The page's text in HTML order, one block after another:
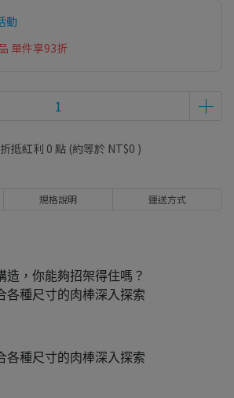
動
單件享93折
抵紅利 0 點 (約等於 NT$0 )
規格說明 運送方式
造，你能夠招架得住嗎？
各種尺寸的肉棒深入探索
各種尺寸的肉棒深入探索